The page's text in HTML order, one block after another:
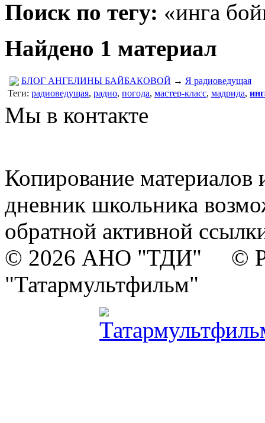
Поиск по тегу: «инга
Найдено 1 материал
БЛОГ АНГЕЛИНЫ БАЙБАКОВОЙ → Я радиоведущая
Теги: радиоведущая, радио, погода, мастер-класс, мадрида,
Мы в контакте
Копирование материалов
дневник школьника
обратной активной
© 2026 АНО "ТДИ" ©
"Татармультфильм"